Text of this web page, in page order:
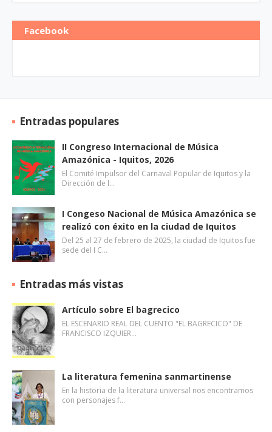
Facebook
Entradas populares
II Congreso Internacional de Música
Amazónica - Iquitos, 2026
El Comité Impulsor del Carnaval Popular de Iquitos y la
Dirección de l…
I Congeso Nacional de Música Amazónica se
realizó con éxito en la ciudad de Iquitos
Del 25 al 27 de febrero de 2025, la ciudad de Iquitos fue
sede del I C…
Entradas más vistas
Artículo sobre El bagrecico
EL ESCENARIO REAL DEL CUENTO "EL BAGRECICO" DE
FRANCISCO IZQUIER…
La literatura femenina sanmartinense
En la historia de la literatura universal nos encontramos
con personajes f…